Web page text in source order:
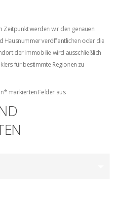
Zeitpunkt werden wir den genauen
Hausnummer veröffentlichen oder die
der Immobilie wird ausschließlich
für bestimmte Regionen zu
markierten Felder aus.